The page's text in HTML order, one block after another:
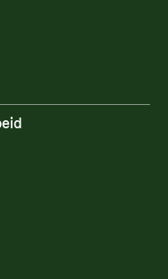
i
sektor